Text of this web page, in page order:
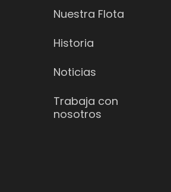
Nuestra Flota
Historia
Noticias
Trabaja con
nosotros